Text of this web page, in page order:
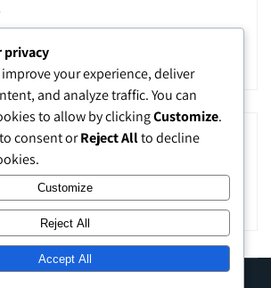
privacy
your experience, deliver
and analyze traffic. You can
to allow by clickingCustomize.
to consent orReject Allto decline
Customize
Reject All
Accept All